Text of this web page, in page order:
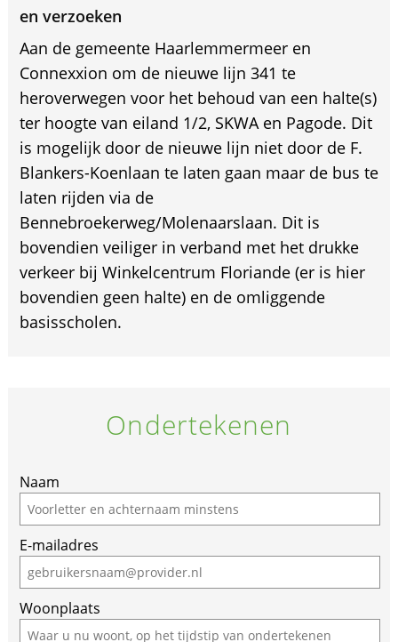
en verzoeken
Aan de gemeente Haarlemmermeer en
Connexxion om de nieuwe lijn 341 te
heroverwegen voor het behoud van een halte(s)
ter hoogte van eiland 1/2, SKWA en Pagode. Dit
is mogelijk door de nieuwe lijn niet door de F.
Blankers-Koenlaan te laten gaan maar de bus te
laten rijden via de
Bennebroekerweg/Molenaarslaan. Dit is
bovendien veiliger in verband met het drukke
verkeer bij Winkelcentrum Floriande (er is hier
bovendien geen halte) en de omliggende
basisscholen.
Ondertekenen
If
you
are
a
human,
ignore
this
field
Naam
E-mailadres
Woonplaats